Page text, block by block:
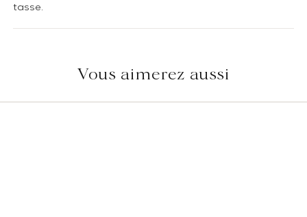
tasse.
Vous aimerez aussi